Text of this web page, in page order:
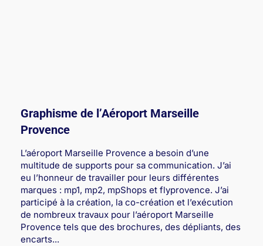
Graphisme de l’Aéroport Marseille
Provence
L’aéroport Marseille Provence a besoin d’une
multitude de supports pour sa communication. J’ai
eu l’honneur de travailler pour leurs différentes
marques : mp1, mp2, mpShops et flyprovence. J’ai
participé à la création, la co-création et l’exécution
de nombreux travaux pour l’aéroport Marseille
Provence tels que des brochures, des dépliants, des
encarts